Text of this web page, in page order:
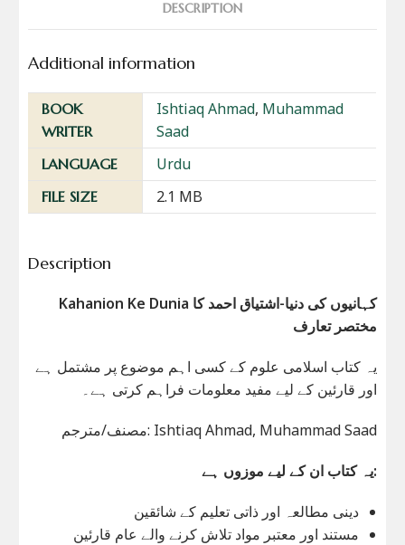
DESCRIPTION
Additional information
BOOK
WRITER
Ishtiaq Ahmad, Muhammad
Saad
LANGUAGE Urdu
FILE SIZE 2.1 MB
Description
Kahanion Ke Dunia کہانیوں کی دنیا-اشتیاق احمد کا
مختصر تعارف
یہ کتاب اسلامی علوم کے کسی اہم موضوع پر مشتمل ہے
اور قارئین کے لیے مفید معلومات فراہم کرتی ہے۔
مصنف/مترجم: Ishtiaq Ahmad, Muhammad Saad
یہ کتاب ان کے لیے موزوں ہے:
دینی مطالعہ اور ذاتی تعلیم کے شائقین
مستند اور معتبر مواد تلاش کرنے والے عام قارئین